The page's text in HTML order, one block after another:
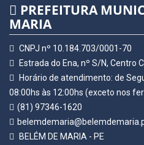
PREFEITURA
MARIA
CNPJ nº 10.184.703/0001-70
Estrada do Ena, nº S/N, Centro
Horário de atendimento: de
08:00hs às 12:00hs (exceto nos
(81) 97346-1620
BELÉM DE MARIA - PE